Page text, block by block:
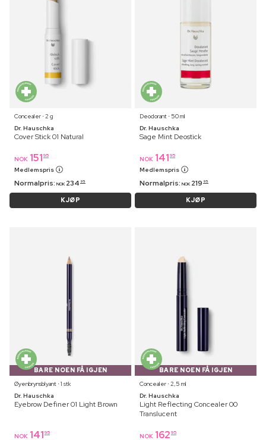
Concealer ⋅ 2 g
Dr. Hauschka
Cover Stick 01 Natural
NOK 151 95
Medlemspris
Normalpris: NOK 234 95
KJØP
Deodorant ⋅ 50 ml
Dr. Hauschka
Sage Mint Deostick
NOK 141 95
Medlemspris
Normalpris: NOK 219 95
KJØP
BARE NOEN FÅ IGJEN
Øyenbrynsblyant ⋅ 1 stk
Dr. Hauschka
Eyebrow Definer 01 Light Brown
NOK 141 95
BARE NOEN FÅ IGJEN
Concealer ⋅ 2,5 ml
Dr. Hauschka
Light Reflecting Concealer 00
Translucent
NOK 162 95